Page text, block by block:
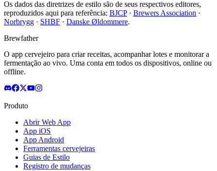
Os dados das diretrizes de estilo são de seus respectivos editores,
reproduzidos aqui para referência: BJCP· Brewers Association ·
Norbrygg · SHBF · Danske Øldommere.
Brewfather
O app cervejeiro para criar receitas, acompanhar lotes e monitorar a
fermentação ao vivo. Uma conta em todos os dispositivos, online ou
offline.
Produto
Abrir Web App
App iOS
App Android
Ferramentas cervejeiras
Guias de Estilo
Registro de mudanças